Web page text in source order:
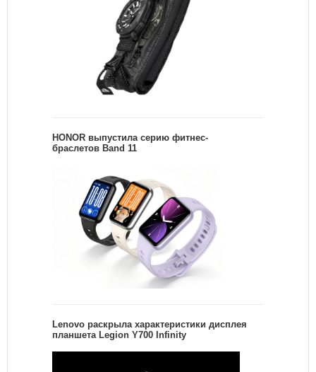
HONOR выпустила серию фитнес-
браслетов Band 11
Lenovo раскрыла характеристики дисплея
планшета Legion Y700 Infinity